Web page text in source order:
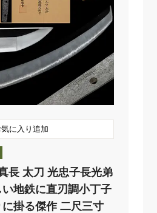
長 太刀 光忠子長光弟
地鉄に直刃調小丁子
掛る傑作 二尺三寸